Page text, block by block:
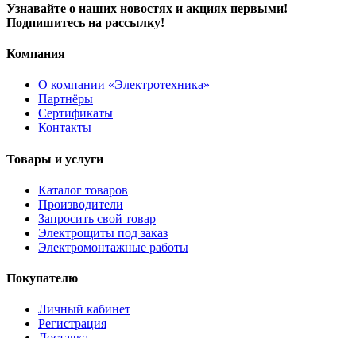
Узнавайте о наших новостях и акциях первыми!
Подпишитесь на рассылку!
Компания
О компании «Электротехника»
Партнёры
Сертификаты
Контакты
Товары и услуги
Каталог товаров
Производители
Запросить свой товар
Электрощиты под заказ
Электромонтажные работы
Покупателю
Личный кабинет
Регистрация